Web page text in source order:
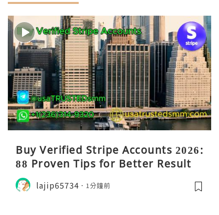
Buy Verified Stripe Accounts 2026:
88 Proven Tips for Better Results
lajip65734 1分鐘前